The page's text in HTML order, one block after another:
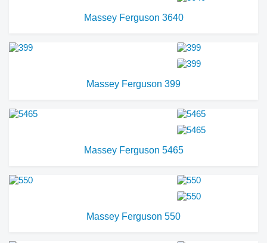
Massey Ferguson 3640
Massey Ferguson 399
Massey Ferguson 5465
Massey Ferguson 550